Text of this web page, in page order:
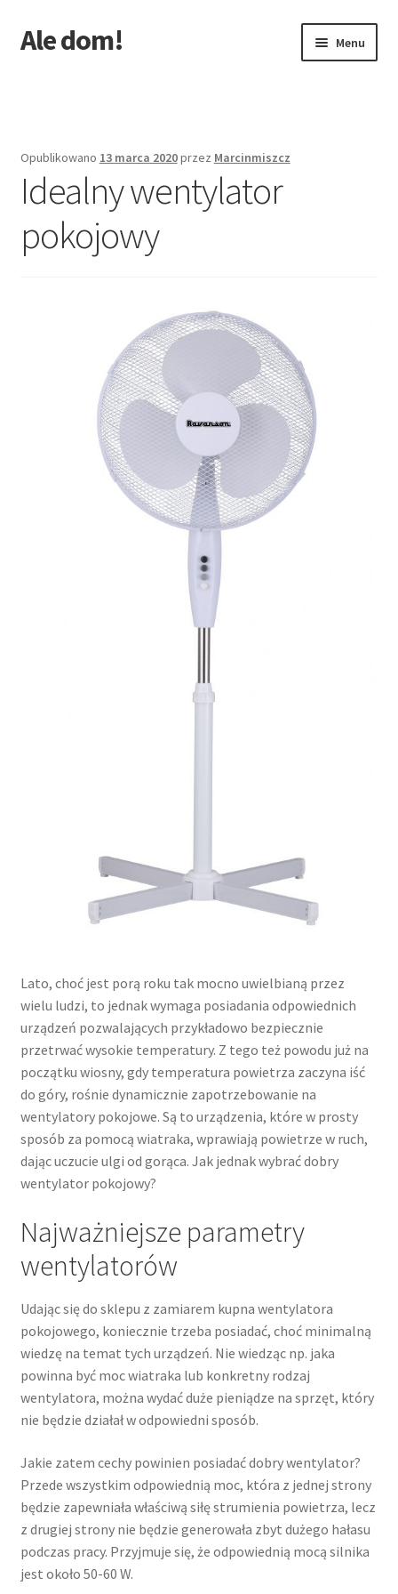
Przejdź
do
Przejdź
do
Ale dom! Menu
Opublikowano 13 marca 2020przez Marcinmiszcz
Idealny wentylator
pokojowy
Lato, choć jest porą roku tak mocno uwielbianą przez
wielu ludzi, to jednak wymaga posiadania odpowiednich
urządzeń pozwalających przykładowo bezpiecznie
przetrwać wysokie temperatury. Z tego też powodu już na
początku wiosny, gdy temperatura powietrza zaczyna iść
do góry, rośnie dynamicznie zapotrzebowanie na
wentylatory pokojowe. Są to urządzenia, które w prosty
sposób za pomocą wiatraka, wprawiają powietrze w ruch,
dając uczucie ulgi od gorąca. Jak jednak wybrać dobry
wentylator pokojowy?
Najważniejsze parametry
wentylatorów
Udając się do sklepu z zamiarem kupna wentylatora
pokojowego, koniecznie trzeba posiadać, choć minimalną
wiedzę na temat tych urządzeń. Nie wiedząc np. jaka
powinna być moc wiatraka lub konkretny rodzaj
wentylatora, można wydać duże pieniądze na sprzęt, który
nie będzie działał w odpowiedni sposób.
Jakie zatem cechy powinien posiadać dobry wentylator?
Przede wszystkim odpowiednią moc, która z jednej strony
będzie zapewniała właściwą siłę strumienia powietrza, lecz
z drugiej strony nie będzie generowała zbyt dużego hałasu
podczas pracy. Przyjmuje się, że odpowiednią mocą silnika
jest około 50-60 W.